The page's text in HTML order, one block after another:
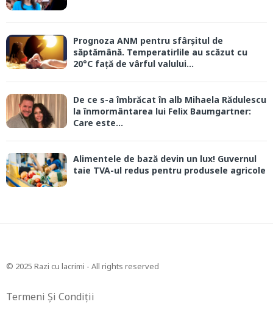
Prognoza ANM pentru sfârșitul de
săptămână. Temperatirlile au scăzut cu
20°C față de vârful valului...
De ce s-a îmbrăcat în alb Mihaela Rădulescu
la înmormântarea lui Felix Baumgartner:
Care este...
Alimentele de bază devin un lux! Guvernul
taie TVA-ul redus pentru produsele agricole
© 2025 Razi cu lacrimi - All rights reserved
Termeni Și Condiții